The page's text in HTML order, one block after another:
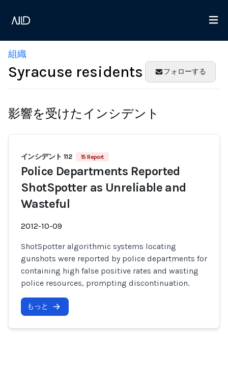
組織
Syracuse residents フォローする
影響を受けたインシデント
インシデント 112 15 Report
Police Departments Reported
ShotSpotter as Unreliable and
Wasteful
2012-10-09
ShotSpotter algorithmic systems locating
gunshots were reported by police departments for
containing high false positive rates and wasting
police resources, prompting discontinuation.
もっと